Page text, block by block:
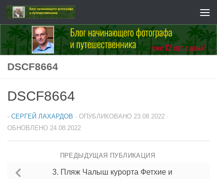
Перейти к содержимому
DSCF8664
DSCF8664
- СЕРГЕЙ ЛАХАРДОВ · ОПУБЛИКОВАНО 23.08.2022 ·
ОБНОВЛЕНО 24.08.2022
ПРЕДЫДУЩАЯ ПУБЛИКАЦИЯ
3. Пляж Чалыш курорта Фетхие и